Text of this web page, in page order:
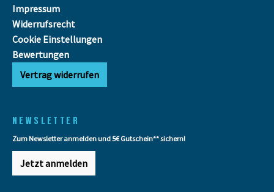
Impressum
Widerrufsrecht
Cookie Einstellungen
Bewertungen
Vertrag widerrufen
NEWSLETTER
Zum Newsletter anmelden und 5€ Gutschein** sichern!
Jetzt anmelden